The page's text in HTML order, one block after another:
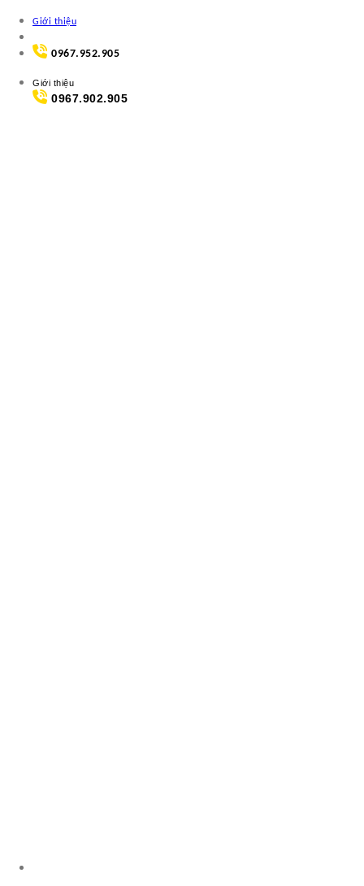
Skip
content
Giới thiệu
0967.952.905
Giới thiệu
0967.902.905